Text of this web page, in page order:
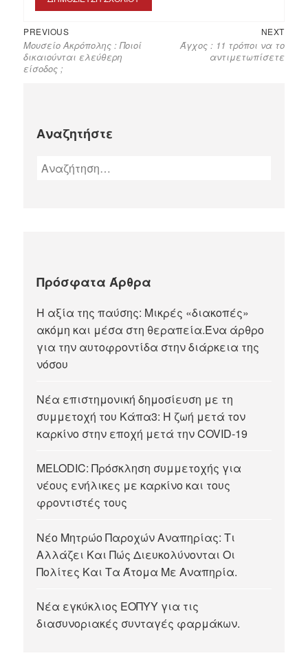
PREVIOUS
Μουσείο Ακρόπολης : Ποιοί
δικαιούνται ελεύθερη
είσοδος ;
NEXT
Άγχος : 11 τρόποι να το
αντιμετωπίσετε
Αναζητήστε
Πρόσφατα Άρθρα
Η αξία της παύσης: Μικρές «διακοπές»
ακόμη και μέσα στη θεραπεία.Ένα άρθρο
για την αυτοφροντίδα στην διάρκεια της
νόσου
Νέα επιστημονική δημοσίευση με τη
συμμετοχή του Κάπα3: Η ζωή μετά τον
καρκίνο στην εποχή μετά την COVID-19
MELODIC: Πρόσκληση συμμετοχής για
νέους ενήλικες με καρκίνο και τους
φροντιστές τους
Νέο Μητρώο Παροχών Αναπηρίας: Τι
Αλλάζει Και Πώς Διευκολύνονται Οι
Πολίτες Και Τα Άτομα Με Αναπηρία.
Νέα εγκύκλιος ΕΟΠΥΥ για τις
διασυνοριακές συνταγές φαρμάκων.